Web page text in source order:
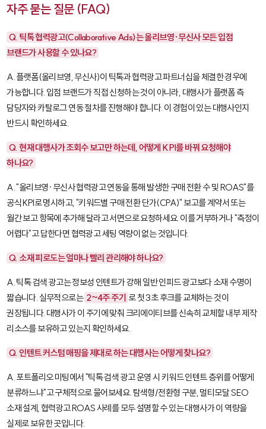
자주 묻는 질문 (FAQ)
Q. 틱톡 협력광고(Collaborative Ads)는 올리브영·무신사 모든 입점
브랜드가 사용할 수 있나요?
A. 플랫폼(올리브영, 무신사)이 틱톡과 협력광고 파트너십을 체결한 경우에
가능합니다. 입점 브랜드가 직접 신청하는 것이 아니라, 대행사가 플랫폼 측
담당자와 카탈로그 연동 절차를 진행해야 합니다. 이 경험이 있는 대행사인지
반드시 확인하세요.
Q. 현재 대행사가 조회수 보고만 하는데, 어떻게 KPI를 바꿔 요청해야
하나요?
A. "올리브영·무신사 협력광고 연동을 통해 발생한 구매 전환 수 및 ROAS"를
공식 KPI로 명시하고, "키워드별 구매 전환 단가(CPA)" 보고를 계약서 또는
월간 보고 항목에 추가해 달라고 서면으로 요청하세요. 이를 거부하거나 "측정이
어렵다"고 답한다면 협력광고 세팅 역량이 없는 것입니다.
Q. 소재 피로도는 얼마나 빨리 관리해야 하나요?
A. 틱톡 검색 광고는 정보성 인텐트가 강해 일반 인피드 광고보다 소재 수명이
짧습니다. 실무적으로는 2~4주 주기 로 첫 3초 후크를 교체하는 것이
권장됩니다. 대행사가 이 주기에 맞춰 크리에이티브를 신속히 교체할 내부 제작
리소스를 보유하고 있는지 확인하세요.
Q. 인텐트 커스텀 매핑을 제대로 하는 대행사는 어떻게 찾나요?
A. 포트폴리오 미팅에서 "틱톡 검색 광고 운영 시 키워드 인텐트 층위를 어떻게
분류하느냐"고 구체적으로 물어보세요. 탐색형/전환형 구분, 멀티모달 SEO
소재 설계, 협력광고 ROAS 사례를 모두 설명할 수 있는 대행사가 이 역량을
실제로 보유한 곳입니다.